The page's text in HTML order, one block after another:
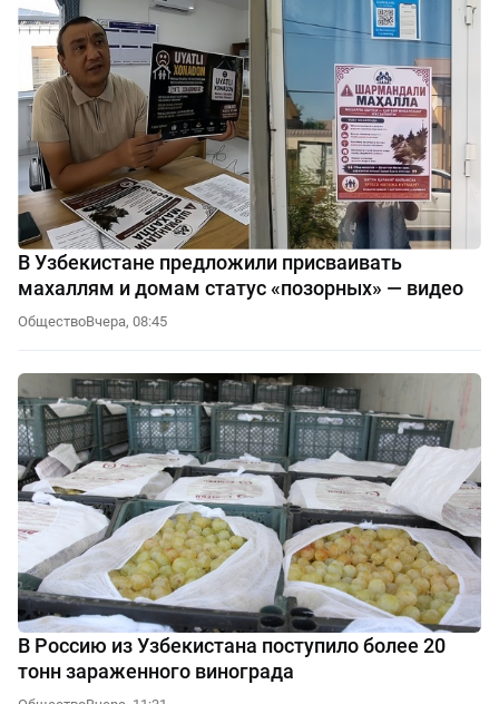
В Узбекистане предложили присваивать
махаллям и домам статус «позорных» — видео
ОбществоВчера, 08:45
В Россию из Узбекистана поступило более 20
тонн зараженного винограда